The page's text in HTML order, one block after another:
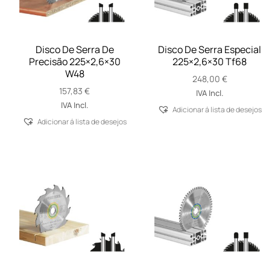
Disco De Serra De
Precisão 225×2,6×30
W48
157,83€
IVA Incl.
Adicionar á lista de desejos
Disco De Serra Especial
225×2,6×30 Tf68
248,00 €
IVA Incl.
Adicionar á lista de desejos